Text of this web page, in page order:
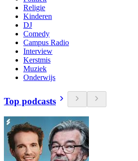
Religie
Kinderen
DJ
Comedy
Campus Radio
Interview
Kerstmis
Muziek
Onderwijs
Top podcasts